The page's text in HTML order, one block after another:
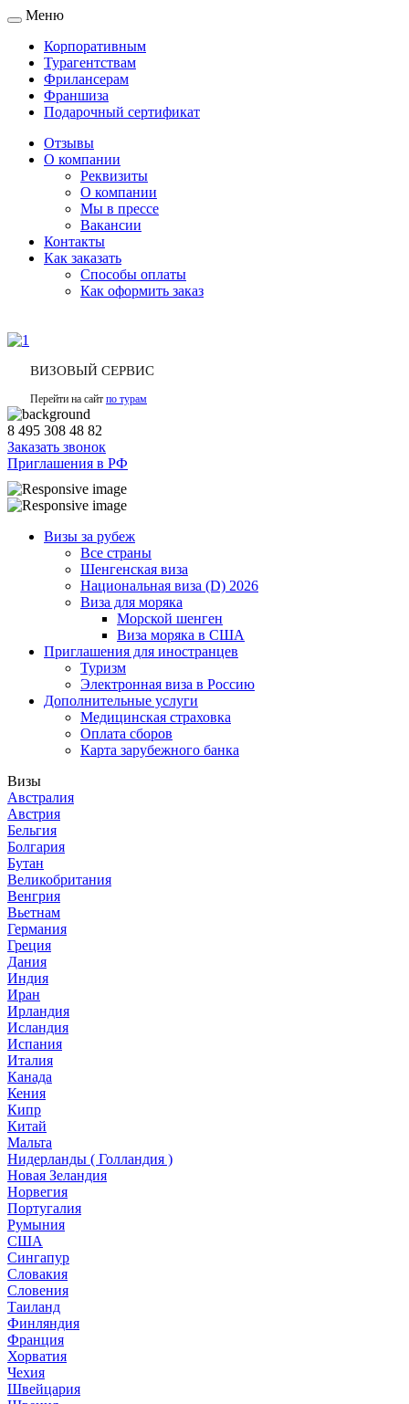
Toggle
navigation
Меню
Корпоративным
Турагентствам
Фрилансерам
Франшиза
Подарочный сертификат
Отзывы
О компании
Реквизиты
О компании
Мы в прессе
Вакансии
Контакты
Как заказать
Способы оплаты
Как оформить заказ
ВИЗОВЫЙ СЕРВИС
Перейти на сайт по турам
8 495 308 48 82
Заказать звонок
Приглашения в РФ
Визы за рубеж
Все страны
Шенгенская виза
Национальная виза (D) 2026
Виза для моряка
Морской шенген
Виза моряка в США
Приглашения для иностранцев
Туризм
Электронная виза в Россию
Дополнительные услуги
Медицинская страховка
Оплата сборов
Карта зарубежного банка
Визы
Австралия
Австрия
Бельгия
Болгария
Бутан
Великобритания
Венгрия
Вьетнам
Германия
Греция
Дания
Индия
Иран
Ирландия
Исландия
Испания
Италия
Канада
Кения
Кипр
Китай
Мальта
Нидерланды ( Голландия )
Новая Зеландия
Норвегия
Португалия
Румыния
США
Сингапур
Словакия
Словения
Таиланд
Финляндия
Франция
Хорватия
Чехия
Швейцария